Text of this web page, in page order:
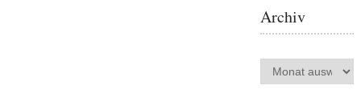
Archiv
Archiv